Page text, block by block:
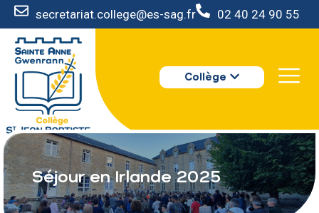
secretariat.college@es-sag.fr 02 40 24 90 55
Collège
Séjour en Irlande 2025
LE COLLÈGE
S’INSCRIRE
VIE AU COLLÈGE
VOTRE ESPACE
NOUS CONTACTER